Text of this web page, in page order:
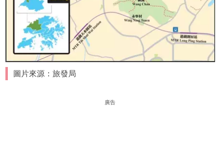
圖片來源：旅發局
廣告